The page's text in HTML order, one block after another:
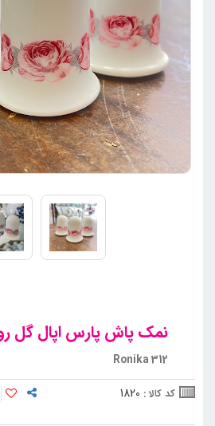
نمک پاش پارس اپال گل
Ronika 312
کد کالا : 1820